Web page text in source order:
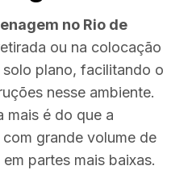
no Rio de
ou na colocação
plano, facilitando o
nesse ambiente.
mais é do que a
grande volume de
partes mais baixas.